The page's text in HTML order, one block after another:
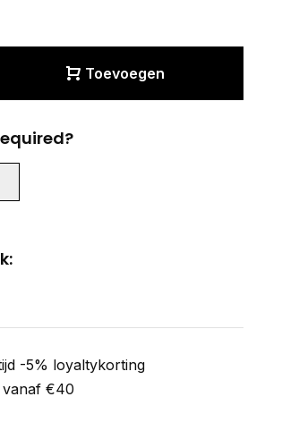
Toevoegen
-5% loyaltykorting
vanaf €40